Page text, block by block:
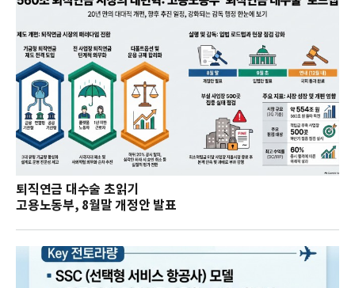
퇴직연금 대수술 초읽기
고용노동부, 8월말 개정안 발표